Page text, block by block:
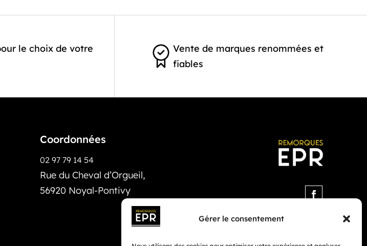
Gérer le consentement
le choix de votre
Vente de marques renommées et
fiables
Coordonnées
02 97 79 14 54
Rue du Cheval d’Orgueil,
56920 Noyal-Pontivy